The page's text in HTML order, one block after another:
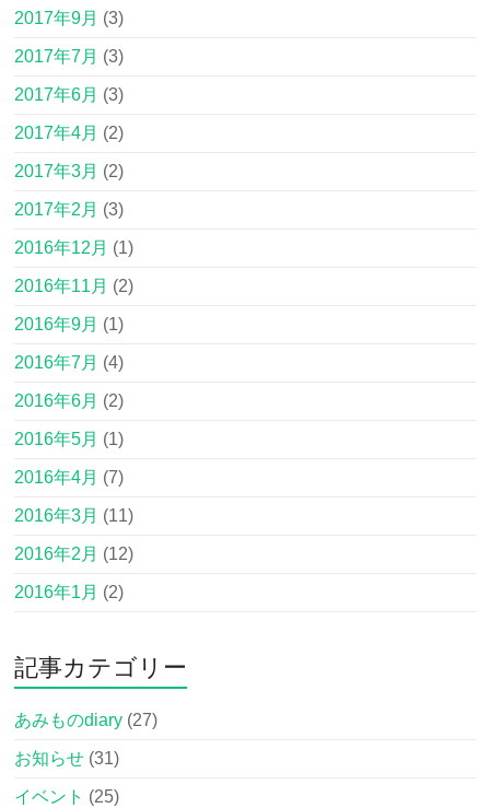
2017年9月 (3)
2017年7月 (3)
2017年6月 (3)
2017年4月 (2)
2017年3月 (2)
2017年2月 (3)
2016年12月 (1)
2016年11月 (2)
2016年9月 (1)
2016年7月 (4)
2016年6月 (2)
2016年5月 (1)
2016年4月 (7)
2016年3月 (11)
2016年2月 (12)
2016年1月 (2)
記事カテゴリー
あみものdiary (27)
お知らせ (31)
イベント (25)